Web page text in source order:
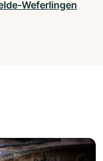
Weferlingen